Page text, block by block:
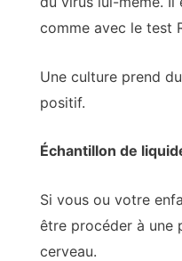
comme avec le test
Une culture prend
positif.
Échantillon de
Si vous ou votre
être procéder à une
cerveau.